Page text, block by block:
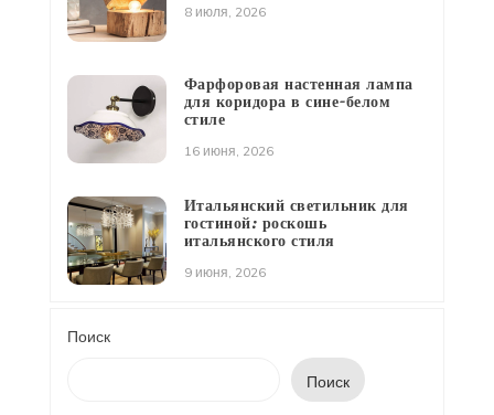
8 июля, 2026
Фарфоровая настенная лампа
для коридора в сине-белом
стиле
16 июня, 2026
Итальянский светильник для
гостиной: роскошь
итальянского стиля
9 июня, 2026
Поиск
Поиск